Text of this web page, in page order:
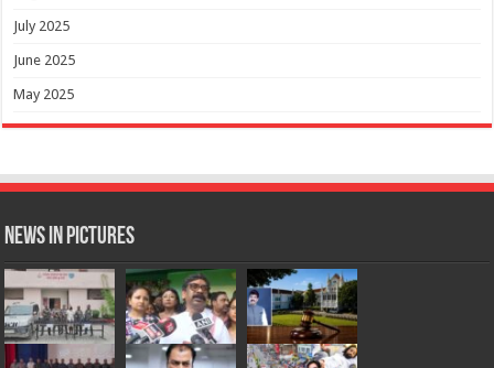
July 2025
June 2025
May 2025
News in Pictures